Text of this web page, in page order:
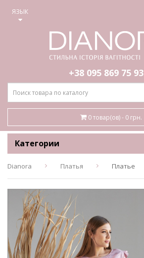
ЯЗЫК
+38 095 869 75 93
0 товар(ов) - 0 грн.
Категории
Dianora Платья Платье